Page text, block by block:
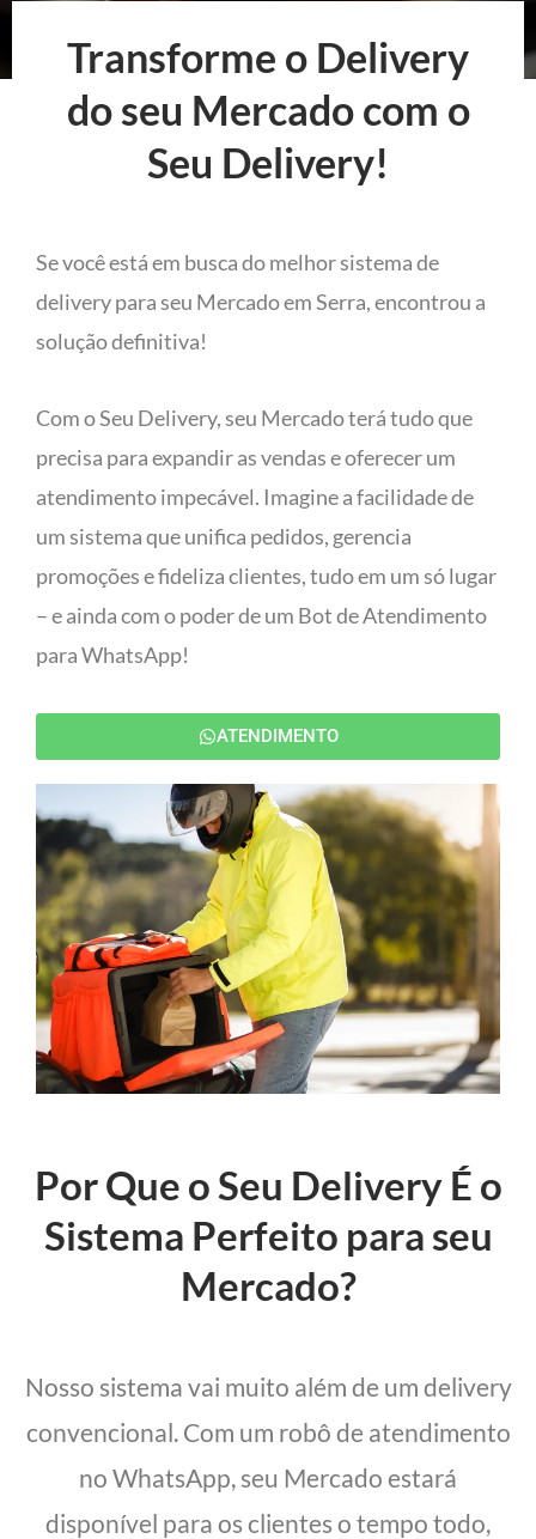
Transforme o Delivery
do seu Mercado com o
Seu Delivery!
Se você está em busca do melhor sistema de
delivery para seu Mercado em Serra, encontrou a
solução definitiva!
Com o Seu Delivery, seu Mercado terá tudo que
precisa para expandir as vendas e oferecer um
atendimento impecável. Imagine a facilidade de
um sistema que unifica pedidos, gerencia
promoções e fideliza clientes, tudo em um só lugar
– e ainda com o poder de um Bot de Atendimento
para WhatsApp!
ATENDIMENTO
Por Que o Seu Delivery É o
Sistema Perfeito para seu
Mercado?
Nosso sistema vai muito além de um delivery
convencional. Com um robô de atendimento
no WhatsApp, seu Mercado estará
disponível para os clientes o tempo todo,